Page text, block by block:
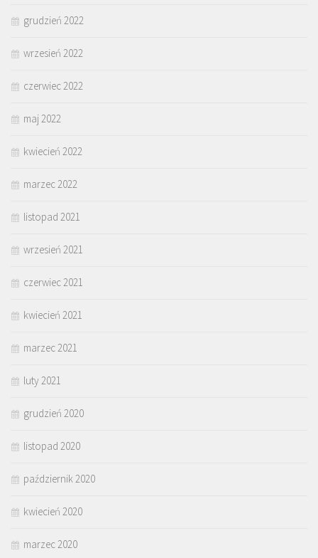
grudzień 2022
wrzesień 2022
czerwiec 2022
maj 2022
kwiecień 2022
marzec 2022
listopad 2021
wrzesień 2021
czerwiec 2021
kwiecień 2021
marzec 2021
luty 2021
grudzień 2020
listopad 2020
październik 2020
kwiecień 2020
marzec 2020